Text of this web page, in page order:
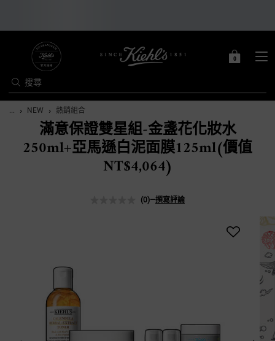
搜尋
購0
0 PRODUCT IN
Main content
... NEW 熱銷組合
滿意保證雙星組-金盞花化妝水
250ml+亞馬遜白泥面膜125ml(價值
NT$4,064)
(0)—撰寫評論